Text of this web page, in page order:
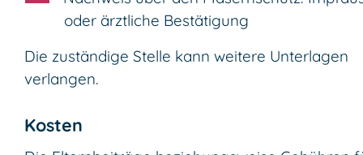
oder ärztliche Bestätigung
Die zuständige Stelle kann weitere Unterlagen
verlangen.
Kosten